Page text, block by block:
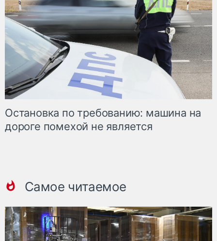
Остановка по требованию: машина на
дороге помехой не является
Самое читаемое